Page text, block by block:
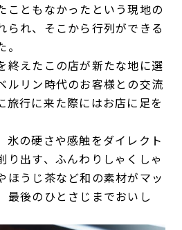
こともなかったという現地の
られ、そこから行列ができる
終えたこの店が新たな地に選
ルリン時代のお客様との交流
旅行に来た際にはお店に足を
氷の硬さや感触をダイレクト
り出す、ふんわりしゃくしゃ
ほうじ茶など和の素材がマッ
最後のひとさじまでおいし